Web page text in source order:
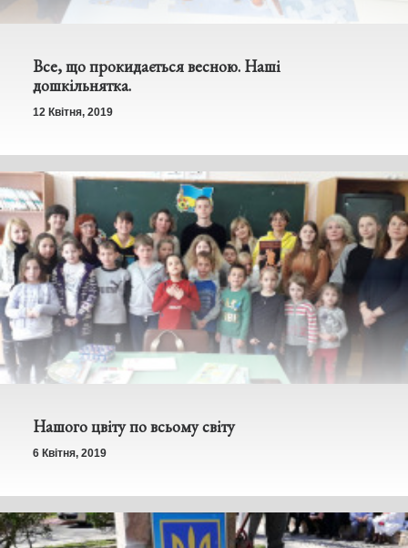
Все, що прокидається весною. Наші
дошкільнятка.
12 Квітня, 2019
Нашого цвіту по всьому світу
6 Квітня, 2019